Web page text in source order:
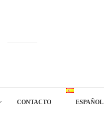
CONTACTO ESPAÑOL